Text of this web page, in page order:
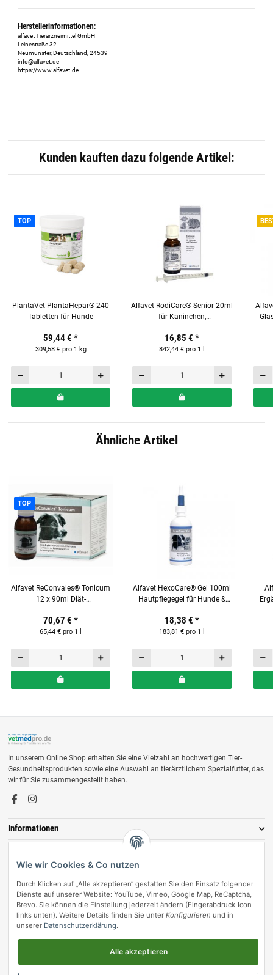
Herstellerinformationen:
alfavet Tierarzneimittel GmbH
Leinestraße 32
Neumünster, Deutschland, 24539
info@alfavet.de
https://www.alfavet.de
Kunden kauften dazu folgende Artikel:
TOP
PlantaVet PlantaHepar® 240
Tabletten für Hunde
59,44 € *
309,58 € pro 1 kg
Alfavet RodiCare® Senior 20ml
für Kaninchen,
16,85 € *
842,44 € pro 1 l
Ähnliche Artikel
TOP
Alfavet ReConvales® Tonicum
12 x 90ml Diät-
Hunde
70,67 € *
65,44 € pro 1 l
Alfavet HexoCare® Gel 100ml
Hautpflegegel für Hunde &
18,38 € *
183,81 € pro 1 l
In unserem Online Shop erhalten Sie eine Vielzahl an hochwertigen Tier-
Gesundheitsprodukten sowie eine Auswahl an tierärztlichem Spezialfutter, das
wir für Sie zusammengestellt haben.
Informationen
Vertrag widerrufen
Wie wir Cookies & Co nutzen
Durch Klicken auf „Alle akzeptieren“ gestatten Sie den Einsatz folgender
Dienste auf unserer Website: YouTube, Vimeo, Google Map, ReCaptcha,
Brevo. Sie können die Einstellung jederzeit ändern (Fingerabdruck-Icon
links unten). Weitere Details finden Sie unter Konfigurieren und in
unserer Datenschutzerklärung.
Alle akzeptieren